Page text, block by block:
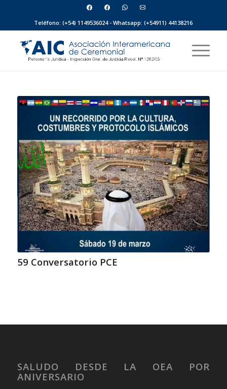
Teléfono: (+54) 1149536024 - Whatsapp: (+54911) 44138216
59 Conversatorio PCE
SALUDO DESDE LA OEA POR
ANIVERSARIO